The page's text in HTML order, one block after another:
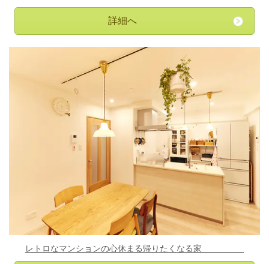
詳細へ
レトロなマンションの心休まる帰りたくなる家